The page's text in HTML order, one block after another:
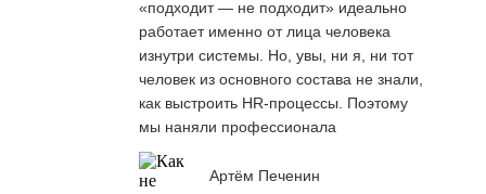
«подходит — не подходит» идеально
работает именно от лица человека
изнутри системы. Но, увы, ни я, ни тот
человек из основного состава не знали,
как выстроить HR-процессы. Поэтому
мы наняли профессионала
Артём Печенин